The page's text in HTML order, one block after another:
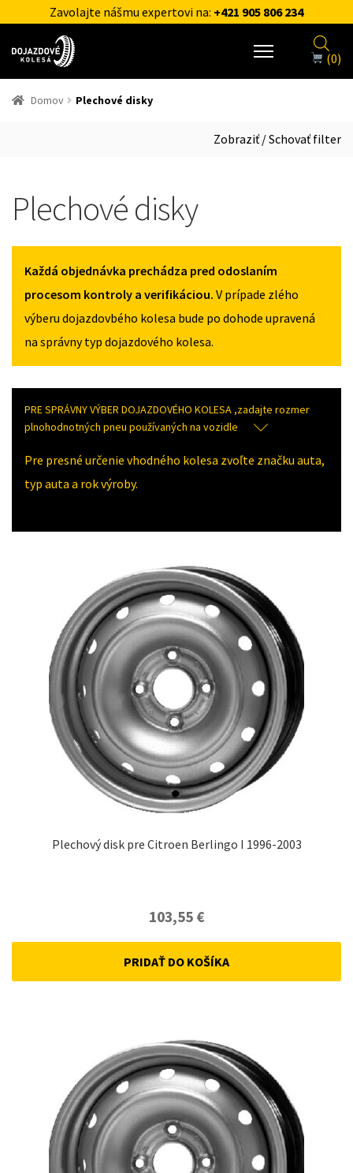
Zavolajte nášmu expertovi na: +421 905 806 234
(0)
Domov Plechové disky
Zobraziť / Schovať filter
Plechové disky
Každá objednávka prechádza pred odoslaním
procesom kontroly a verifikáciou. V prípade zlého
výberu dojazdovbého kolesa bude po dohode upravená
na správny typ dojazdového kolesa.
PRE SPRÁVNY VÝBER DOJAZDOVÉHO KOLESA ,zadajte rozmer
plnohodnotných pneu používaných na vozidle
Pre presné určenie vhodného kolesa zvoľte značku auta,
typ auta a rok výroby.
Plechový disk pre Citroen Berlingo I 1996-2003
103,55 €
PRIDAŤ DO KOŠÍKA